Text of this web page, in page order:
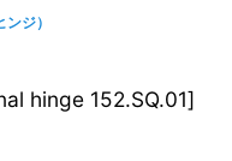
ジ）
hinge 152.SQ.01]